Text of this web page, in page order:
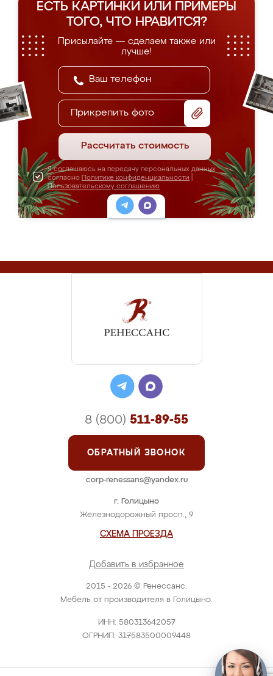
ЕСТЬ КАРТИНКИ ИЛИ ПРИМЕРЫ
ТОГО, ЧТО НРАВИТСЯ?
Присылайте — сделаем также или
лучше!
Прикрепить фото
Рассчитать стоимость
Я соглашаюсь на передачу персональных данных
согласно Политике конфиденциальности
Пользовательскому соглашению
2015 - 2026 © Ренессанс.
Мебель от производителя в Голицыно.
ИНН: 580313642057
ОГРНИП: 317583500009448
г. Голицыно
Железнодорожный просп., 9
СХЕМА ПРОЕЗДА
Добавить в избранное
8 (800) 511-89-55
ОБРАТНЫЙ ЗВОНОК
corp-renessans@yandex.ru